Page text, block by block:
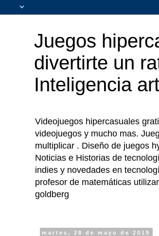
Juegos
divertirte un
Inteligencia
Videojuegos hipercasuales
videojuegos y mucho mas.
multiplicar . Diseño de juegos
Noticias e Historias de
indies y novedades en
profesor de matemáticas
goldberg
martes, 28 de mayo de 2019